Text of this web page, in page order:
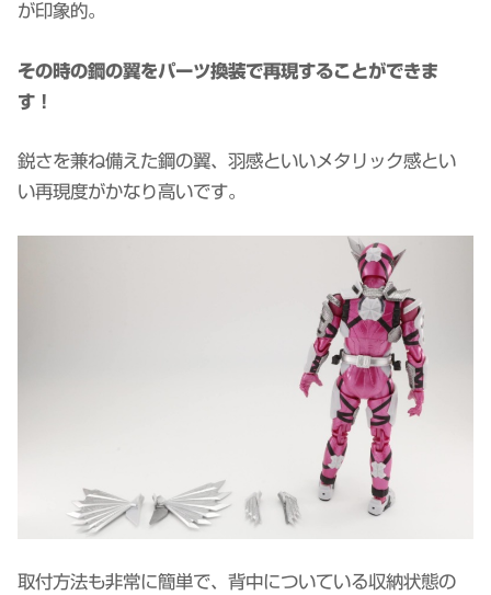
が印象的。
その時の鋼の翼をパーツ換装で再現することができま
す！
鋭さを兼ね備えた鋼の翼、羽感といいメタリック感とい
い再現度がかなり高いです。
取付方法も非常に簡単で、背中についている収納状態の